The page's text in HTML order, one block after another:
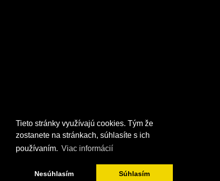
Tieto stránky využívajú cookies. Tým že
zostanete na stránkach, súhlasíte s ich
používaním. Viac informácií
Nesúhlasím Súhlasím